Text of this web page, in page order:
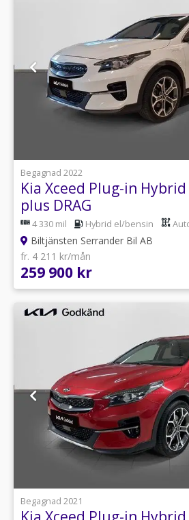
Begagnad 2022
Kia Xceed Plug-in Hybrid
plus DRAG
4 330 mil Hybrid el/bensin
Biltjänsten Serrander Bil AB
fr. 4 211 kr/mån
259 900 kr
Begagnad 2021